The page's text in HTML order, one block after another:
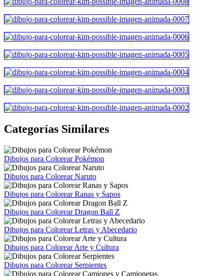
Categorías Similares
Dibujos para Colorear Pokémon
Dibujos para Colorear Naruto
Dibujos para Colorear Ranas y Sapos
Dibujos para Colorear Dragon Ball Z
Dibujos para Colorear Letras y Abecedario
Dibujos para Colorear Arte y Cultura
Dibujos para Colorear Serpientes